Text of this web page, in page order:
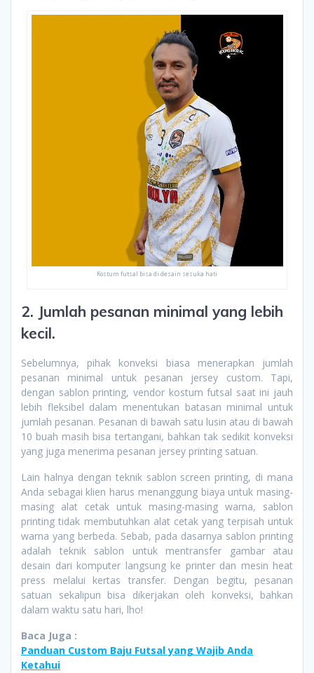
Kostum futsal bisa di desain sesuka hati
2. Jumlah pesanan minimal yang lebih
kecil.
Sebelumnya, pihak konveksi biasa menerapkan jumlah
pesanan minimal untuk pesanan jersey custom. Tapi,
dengan sablon printing, vendor kostum futsal saat ini jauh
lebih fleksibel dalam menentukan batasan minimal untuk
jumlah pesanan. Pesanan di bawah satu lusin atau di bawah
10 buah masih bisa tertangani, bahkan tak sedikit konveksi
yang juga menerima pesanan jersey printing satuan.
Lain halnya dengan teknik sablon screen printing, di mana
Anda sebagai klien harus menanggung biaya untuk masing-
masing alat cetak untuk masing-masing warna, sablon
printing tidak membutuhkan alat cetak yang terpisah untuk
warna yang berbeda. Sebab, pada dasarnya sablon printing
adalah teknik sablon untuk mentransfer gambar atau
desain dari komputer langsung ke printer dan mesin heat
press melalui kertas transfer. Dengan begitu, pesanan
satuan sekalipun bisa dikerjakan oleh konveksi, bahkan
dalam waktu satu hari, lho!
Baca Juga :
Panduan Custom Baju Futsal yang Wajib Anda
Ketahui